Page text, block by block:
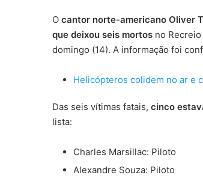
O cantor norte-americano Oliver
que deixou seis mortos no
domingo (14). A informação foi
Helicópteros colidem no ar e
Das seis vítimas fatais, cinco
lista:
Charles Marsillac: Piloto
Alexandre Souza: Piloto